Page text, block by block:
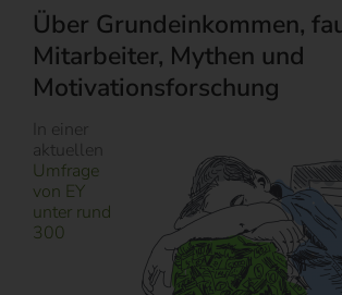
Über Grundeinkommen,
Mitarbeiter, Mythen und
Motivationsforschung
In einer
aktuellen
Umfrage
von EY
unter rund
300